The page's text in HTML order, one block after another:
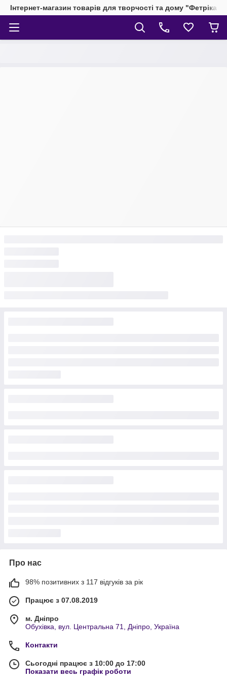
Інтернет-магазин товарів для творчості та дому "Фетріка"
Про нас
98% позитивних з 117 відгуків за рік
Працює з 07.08.2019
м. Дніпро
Обухівка, вул. Центральна 71, Дніпро, Україна
Контакти
Сьогодні працює з 10:00 до 17:00
Показати весь графік роботи